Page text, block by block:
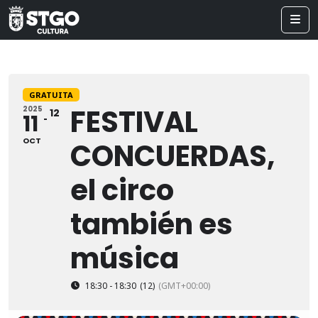
GRATUITA
2025
11
OCT
12
FESTIVAL
CONCUERDAS,
el circo
también es
música
18:30 - 18:30 (12) (GMT+00:00)